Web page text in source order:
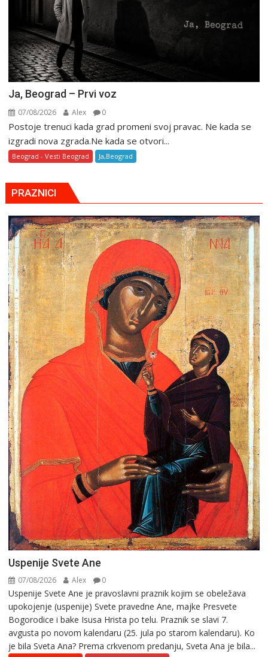
Ja, Beograd – Prvi voz
07/08/2026 Alex 0
Postoje trenuci kada grad promeni svoj pravac. Ne kada se
izgradi nova zgrada.Ne kada se otvori...
Beograd - Vesti Beograd Ja,Beograd
PRAZNICI
Uspenije Svete Ane
07/08/2026 Alex 0
Uspenije Svete Ane je pravoslavni praznik kojim se obeležava
upokojenje (uspenije) Svete pravedne Ane, majke Presvete
Bogorodice i bake Isusa Hrista po telu. Praznik se slavi 7.
avgusta po novom kalendaru (25. jula po starom kalendaru). Ko
je bila Sveta Ana? Prema crkvenom predanju, Sveta Ana je bila...